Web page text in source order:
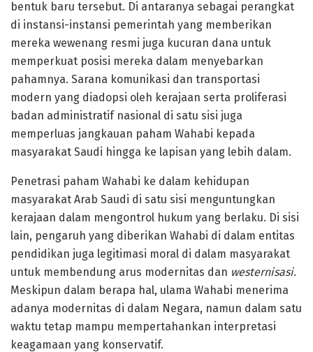
bentuk baru tersebut. Di antaranya sebagai perangkat
di instansi-instansi pemerintah yang memberikan
mereka wewenang resmi juga kucuran dana untuk
memperkuat posisi mereka dalam menyebarkan
pahamnya. Sarana komunikasi dan transportasi
modern yang diadopsi oleh kerajaan serta proliferasi
badan administratif nasional di satu sisi juga
memperluas jangkauan paham Wahabi kepada
masyarakat Saudi hingga ke lapisan yang lebih dalam.
Penetrasi paham Wahabi ke dalam kehidupan
masyarakat Arab Saudi di satu sisi menguntungkan
kerajaan dalam mengontrol hukum yang berlaku. Di sisi
lain, pengaruh yang diberikan Wahabi di dalam entitas
pendidikan juga legitimasi moral di dalam masyarakat
untuk membendung arus modernitas dan westernisasi.
Meskipun dalam berapa hal, ulama Wahabi menerima
adanya modernitas di dalam Negara, namun dalam satu
waktu tetap mampu mempertahankan interpretasi
keagamaan yang konservatif.